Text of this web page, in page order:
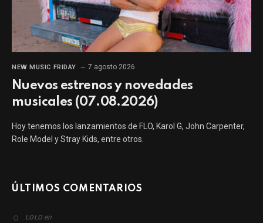
NEW MUSIC FRIDAY 7 agosto 2026
Nuevos estrenos y novedades
musicales (07.08.2026)
Hoy tenemos los lanzamientos de FLO, Karol G, John Carpenter,
Role Model y Stray Kids, entre otros.
ÚLTIMOS COMENTARIOS
LOLO en